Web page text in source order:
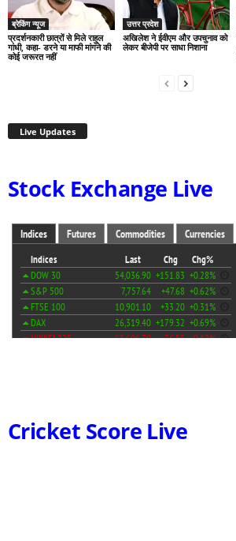
ब्रेकिंग न्यूज
प्रदर्शनकारी छात्रों से मिले राहुल
गांधी, कहा- डरने या माफी मांगने की
कोई जरूरत नहीं
उत्तर प्रदेश
अखिलेश ने ईवीएम और उपचुनाव को
लेकर बीजेपी पर साधा निशाना
Live Updates
Stock Exchange Live
Cricket Score Live